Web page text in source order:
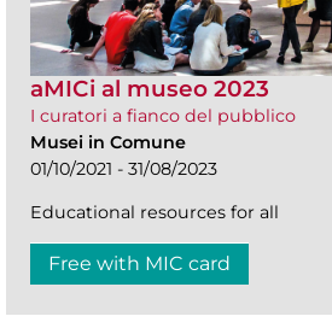
aMICi al museo 2023
I curatori a fianco del pubblico
Musei in Comune
01/10/2021 - 31/08/2023
Educational resources for all
Free with MIC card